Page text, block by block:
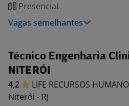
Presencial
Vagas semelhantes
Técnico Engenharia
NITERÓI
4,2 LIFE RECURSOS
Niterói - RJ